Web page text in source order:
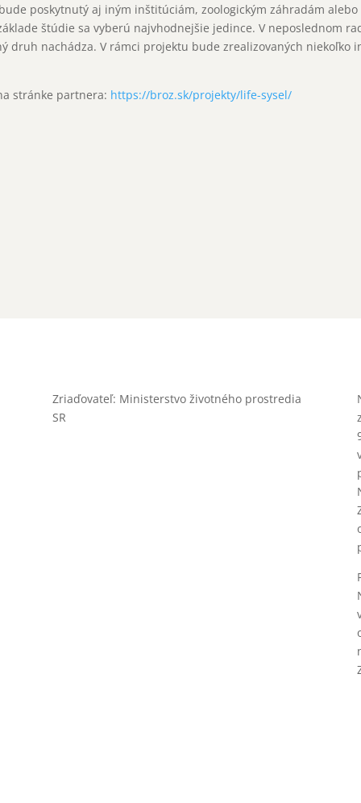
poskytnutý aj iným inštitúciám, zoologickým záhradám
štúdie sa vyberú najvhodnejšie jedince. V neposlednom
druh nachádza. V rámci projektu bude zrealizovaných
stránke partnera: https://broz.sk/projekty/life-sysel/
Zriaďovateľ: Ministerstvo životného prostredia
SR